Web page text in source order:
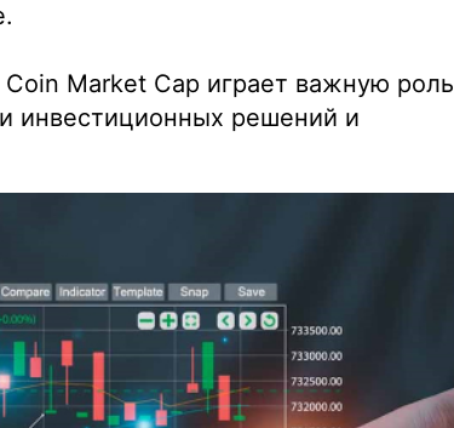
Market Cap играет важную роль
инвестиционных решений и